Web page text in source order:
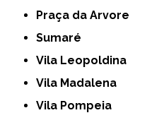
Praça da Arvore
Sumaré
Vila Leopoldina
Vila Madalena
Vila Pompeia